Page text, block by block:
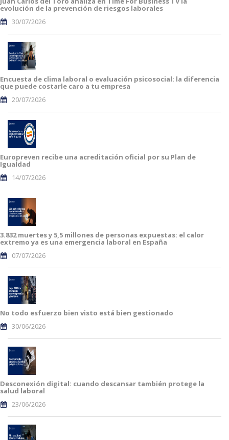
evolución de la prevención de riesgos laborales
30/07/2026
Encuesta de clima laboral o evaluación psicosocial: la diferencia
que puede costarle caro a tu empresa
20/07/2026
Europreven recibe una acreditación oficial por su Plan de
Igualdad
14/07/2026
3.832 muertes y 5,5 millones de personas expuestas: el calor
extremo ya es una emergencia laboral en España
07/07/2026
No todo esfuerzo bien visto está bien gestionado
30/06/2026
Desconexión digital: cuando descansar también protege la
salud laboral
23/06/2026